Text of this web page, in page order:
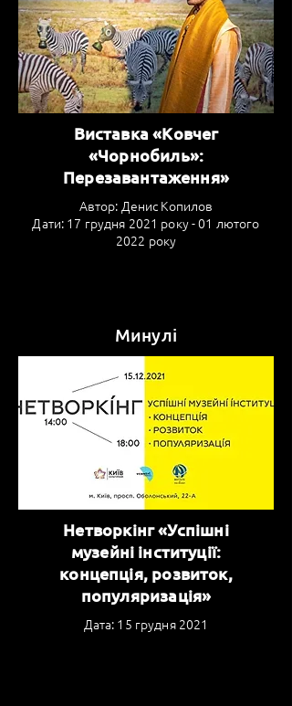
Виставка «Ковчег
«Чорнобиль»:
Перезавантаження»
Автор: Денис Копилов
Дати: 17 грудня 2021 року - 01 лютого
2022 року
Минулі
Нетворкінг «Успішні
музейні інституції:
концепція, розвиток,
популяризація»
Дата: 15 грудня 2021